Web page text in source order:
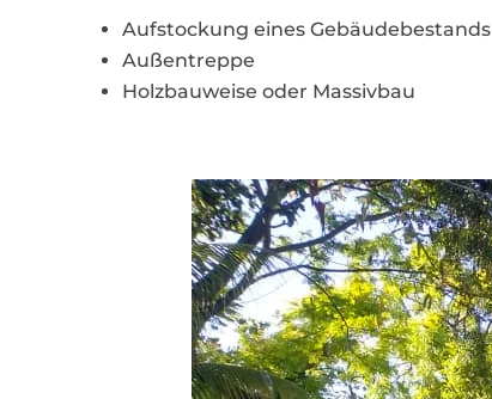
Aufstockung eines Gebäudebestands
Außentreppe
Holzbauweise oder Massivbau